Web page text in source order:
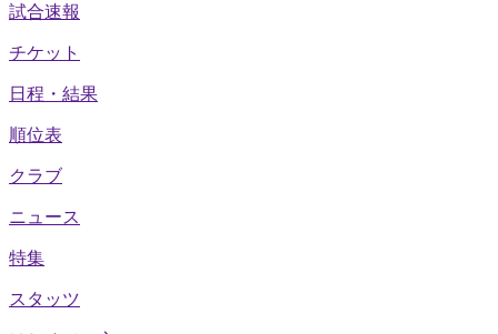
試合速報
チケット
日程・結果
順位表
クラブ
ニュース
特集
スタッツ